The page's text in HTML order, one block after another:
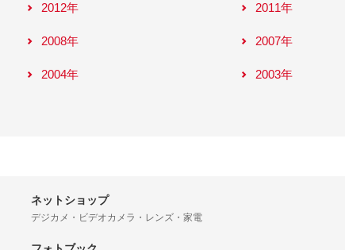
2012年 2011年
2008年 2007年
2004年 2003年
ネットショップ
デジカメ・ビデオカメラ・レンズ・家電